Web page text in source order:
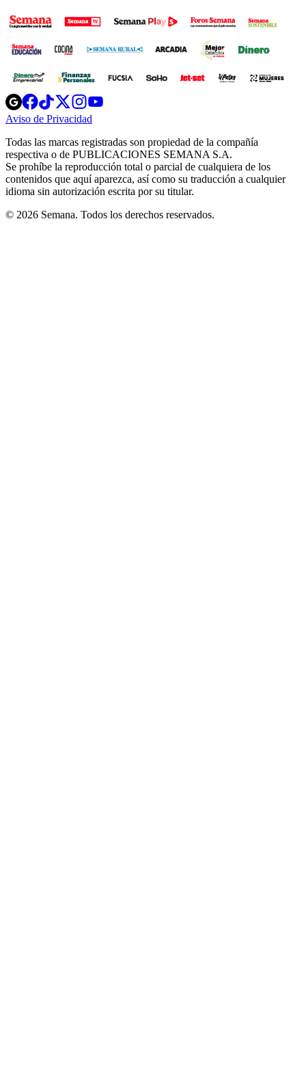
Opens
in
new
Opens
in
new
Opens
in
new
window
Opens
new
windowwindow
Aviso de Privacidad
new
window
Todas las marcas registradas son propiedad de la compañía
respectiva o de PUBLICACIONES SEMANA S.A.
Se prohíbe la reproducción total o parcial de cualquiera de los
contenidos que aquí aparezca, así como su traducción a cualquier
idioma sin autorización escrita por su titular.
© 2026 Semana. Todos los derechos reservados.